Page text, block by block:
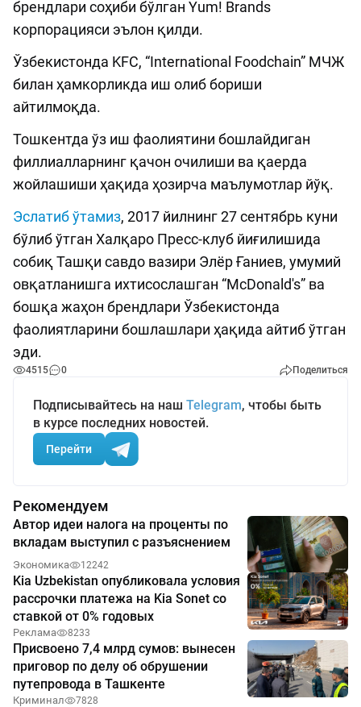
брендлари соҳиби бўлган Yum! Brands
корпорацияси эълон қилди.
Ўзбекистонда KFC, “International Foodchain” МЧЖ
билан ҳамкорликда иш олиб бориши
айтилмоқда.
Тошкентда ўз иш фаолиятини бошлайдиган
филлиалларнинг қачон очилиши ва қаерда
жойлашиши ҳақида ҳозирча маълумотлар йўқ.
Эслатиб ўтамиз, 2017 йилнинг 27 сентябрь куни
бўлиб ўтган Халқаро Пресс-клуб йиғилишида
собиқ Ташқи савдо вазири Элёр Ғаниев, умумий
овқатланишга ихтисослашган “McDonald's” ва
бошқа жаҳон брендлари Ўзбекистонда
фаолиятларини бошлашлари ҳақида айтиб ўтган
эди.
4515 0 Поделиться
Подписывайтесь на наш Telegram, чтобы быть
в курсе последних новостей.
Перейти
Рекомендуем
Автор идеи налога на проценты по
вкладам выступил с разъяснением
Экономика 12242
Kia Uzbekistan опубликовала условия
рассрочки платежа на Kia Sonet со
ставкой от 0% годовых
Реклама 8233
Присвоено 7,4 млрд сумов: вынесен
приговор по делу об обрушении
путепровода в Ташкенте
Криминал 7828